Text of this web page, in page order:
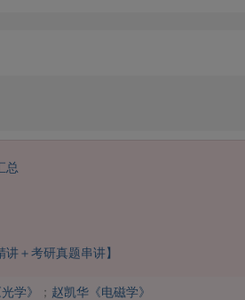
总
＋考研真题串讲】
学》 ； 赵凯华《电磁学》